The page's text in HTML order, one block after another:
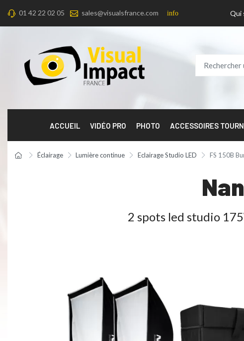
01 42 22 02 05 sales@visualsfrance.com info Qui
ACCUEIL VIDÉO PRO PHOTO ACCESSOIRES
Éclairage Lumière continue Eclairage Studio LED FS 150B
2 spots led studio